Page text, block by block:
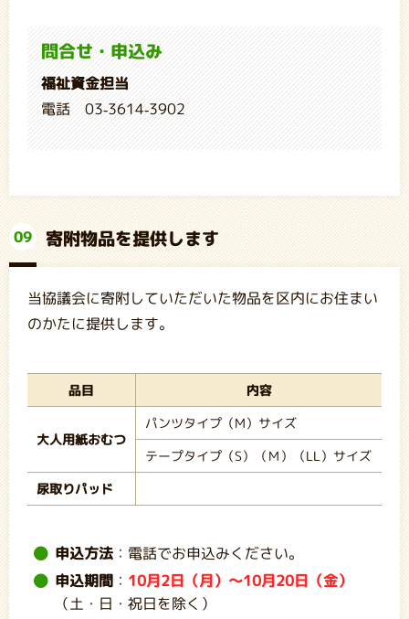
問合せ・申込み
福祉資金担当
電話 03-3614-3902
09 寄附物品を提供します
当協議会に寄附していただいた物品を区内にお住まい
のかたに提供します。
品目 内容
大人用紙おむつ
パンツタイプ（M）サイズ
テープタイプ（S）（Ｍ）（LL）サイズ
尿取りパッド
申込方法：電話でお申込みください。
申込期間 ： 10月2日（月）～10月20日（金）
（土・日・祝日を除く）